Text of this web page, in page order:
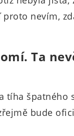
nevím,
Ta
tíha špatného
bude